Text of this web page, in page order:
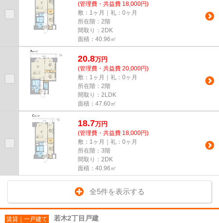
(管理費・共益費 18,000円)
敷：1ヶ月｜礼：0ヶ月
所在階：2階
間取り：2DK
面積：40.96㎡
20.8万円
(管理費・共益費 20,000円)
敷：1ヶ月｜礼：0ヶ月
所在階：2階
間取り：2LDK
面積：47.60㎡
18.7万円
(管理費・共益費 18,000円)
敷：1ヶ月｜礼：0ヶ月
所在階：3階
間取り：2DK
面積：40.96㎡
全5件を表示する
賃貸｜一戸建て 若木2丁目戸建